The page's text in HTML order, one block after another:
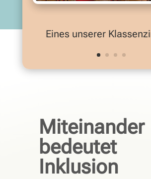
Eines unserer
Miteinander
bedeutet
Inklusion